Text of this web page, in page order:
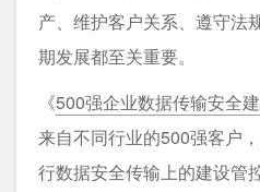
产、维护客户关系、遵守法
期发展都至关重要。
《500强企业数据传输安全
来自不同行业的500强客户
行数据安全传输上的建设管